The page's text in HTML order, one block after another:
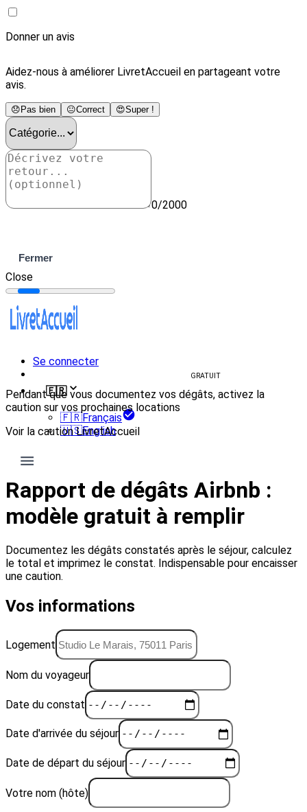
Donner un avis
Aidez-nous à améliorer LivretAccueil en partageant votre
avis.
😞 Pas bien 😐Correct 😍Super !
0/2000
Fermer
Close
Se connecter
GRATUIT
🇫🇷
🇫🇷Français
🇺🇸English
Pendant que vous documentez vos dégâts, activez la
caution sur vos prochaines locations
Voir la caution LivretAccueil
Caution
Rapport de dégâts Airbnb :
modèle gratuit à remplir
Documentez les dégâts constatés après le séjour, calculez
le total et imprimez le constat. Indispensable pour encaisser
une caution.
Vos informations
Logement
Nom du voyageur
Date du constat
Date d'arrivée du séjour
Date de départ du séjour
Votre nom (hôte)